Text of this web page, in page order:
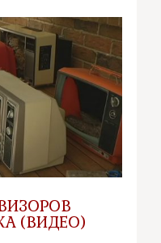
(ВИДЕО)